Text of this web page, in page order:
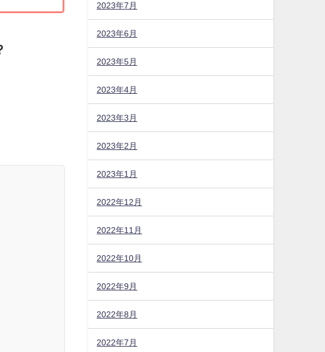
2023年7月
2023年6月
2023年5月
2023年4月
2023年3月
2023年2月
2023年1月
2022年12月
2022年11月
2022年10月
2022年9月
2022年8月
2022年7月